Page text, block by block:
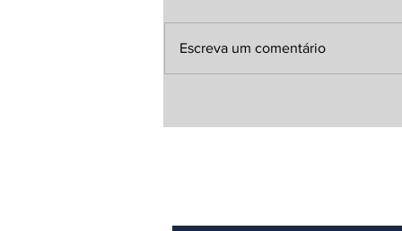
Escreva um comentário